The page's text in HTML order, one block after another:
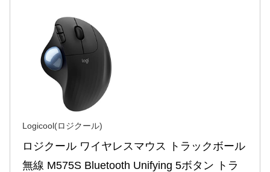
Logicool(ロジクール)
ロジクール ワイヤレスマウス トラックボール
無線 M575S Bluetooth Unifying 5ボタン トラ